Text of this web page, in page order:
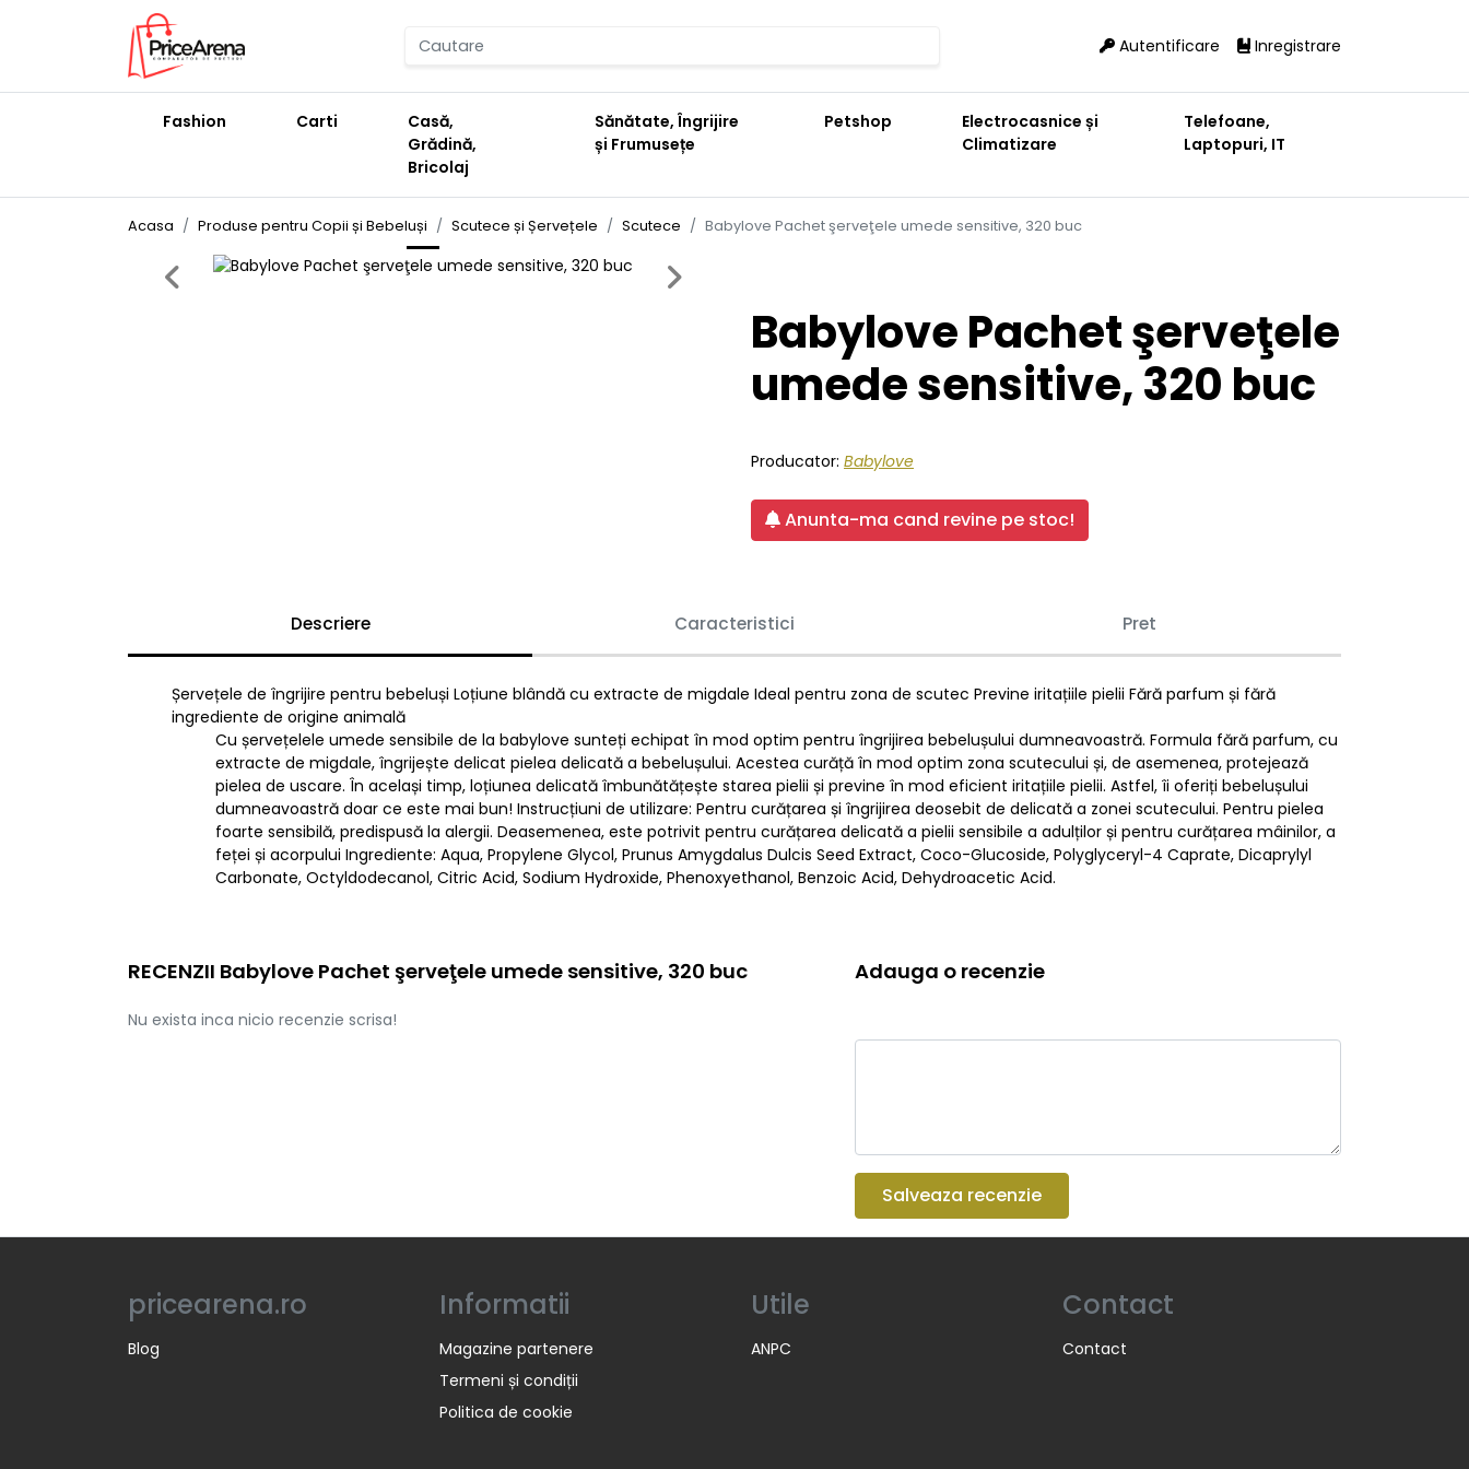
Autentificare Inregistrare
Fashion Carti
Casă,
Grădină,
Bricolaj
Sănătate, Îngrijire
și Frumusețe
Petshop
Electrocasnice și
Climatizare
Telefoane,
Laptopuri, IT
Acasa Produse pentru Copii și Bebeluși Scutece și Șervețele Scutece Babylove Pachet şerveţele umede sensitive, 320 buc
Previous Next
Babylove Pachet şerveţele
umede sensitive, 320 buc
Producator: Babylove
Anunta-ma cand revine pe stoc!
Descriere Caracteristici Pret
Șervețele de îngrijire pentru bebeluși Loțiune blândă cu extracte de migdale Ideal pentru zona de scutec Previne iritațiile pielii Fără parfum și fără
ingrediente de origine animală
Cu șervețelele umede sensibile de la babylove sunteți echipat în mod optim pentru îngrijirea bebelușului dumneavoastră. Formula fără parfum, cu
extracte de migdale, îngrijește delicat pielea delicată a bebelușului. Acestea curăță în mod optim zona scutecului și, de asemenea, protejează
pielea de uscare. În același timp, loțiunea delicată îmbunătățește starea pielii și previne în mod eficient iritațiile pielii. Astfel, îi oferiți bebelușului
dumneavoastră doar ce este mai bun! Instrucțiuni de utilizare: Pentru curățarea și îngrijirea deosebit de delicată a zonei scutecului. Pentru pielea
foarte sensibilă, predispusă la alergii. Deasemenea, este potrivit pentru curățarea delicată a pielii sensibile a adulților și pentru curățarea mâinilor, a
feței și acorpului Ingrediente: Aqua, Propylene Glycol, Prunus Amygdalus Dulcis Seed Extract, Coco-Glucoside, Polyglyceryl-4 Caprate, Dicaprylyl
Carbonate, Octyldodecanol, Citric Acid, Sodium Hydroxide, Phenoxyethanol, Benzoic Acid, Dehydroacetic Acid.
RECENZII Babylove Pachet şerveţele umede sensitive, 320 buc
Nu exista inca nicio recenzie scrisa!
Adauga o recenzie
Salveaza recenzie
pricearena.ro
Blog
Informatii
Magazine partenere
Termeni și condiții
Politica de cookie
Utile
ANPC
Contact
Contact